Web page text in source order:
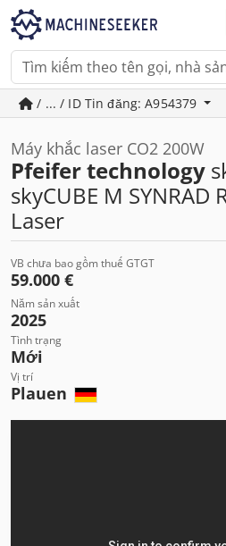
/ ... / ID Tin đăng: A954379
Máy khắc laser CO2 200W
Pfeifer technology
skyCUBE M SYNRAD
Laser
VB chưa bao gồm thuế GTGT
59.000 €
Năm sản xuất
2025
Tình trạng
Mới
Vị trí
Plauen